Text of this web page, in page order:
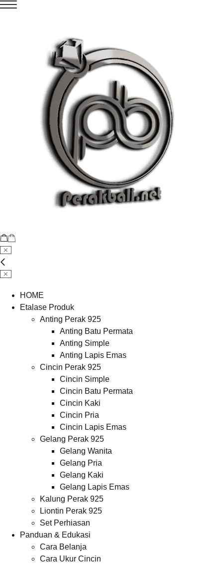
HOME
Etalase Produk
Anting Perak 925
Anting Batu Permata
Anting Simple
Anting Lapis Emas
Cincin Perak 925
Cincin Simple
Cincin Batu Permata
Cincin Kaki
Cincin Pria
Cincin Lapis Emas
Gelang Perak 925
Gelang Wanita
Gelang Pria
Gelang Kaki
Gelang Lapis Emas
Kalung Perak 925
Liontin Perak 925
Set Perhiasan
Panduan & Edukasi
Cara Belanja
Cara Ukur Cincin